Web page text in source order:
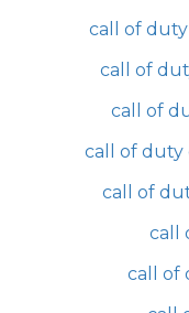
call of
call of
call of
call of duty
call of
call
call of